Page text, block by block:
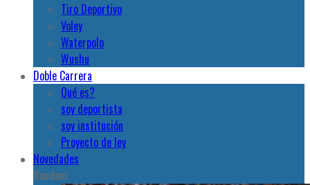
Tiro Deportivo
Voley
Waterpolo
Wushu
Doble Carrera
Qué es?
soy deportista
soy institución
Proyecto de ley
Novedades
Random